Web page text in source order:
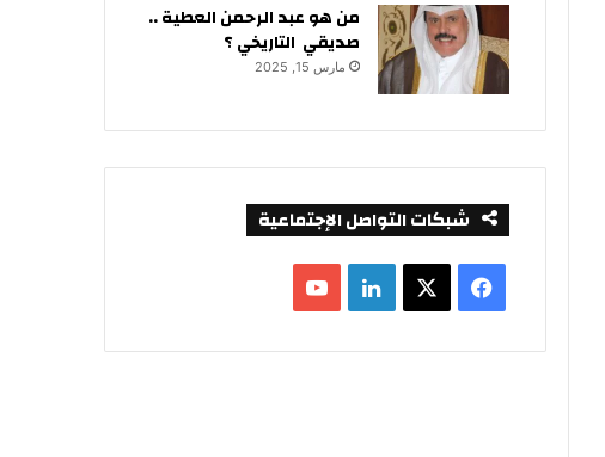
من هو عبد الرحمن العطية ..
صديقي التاريخي ؟
مارس 15, 2025
شبكات التواصل الإجتماعية
ل